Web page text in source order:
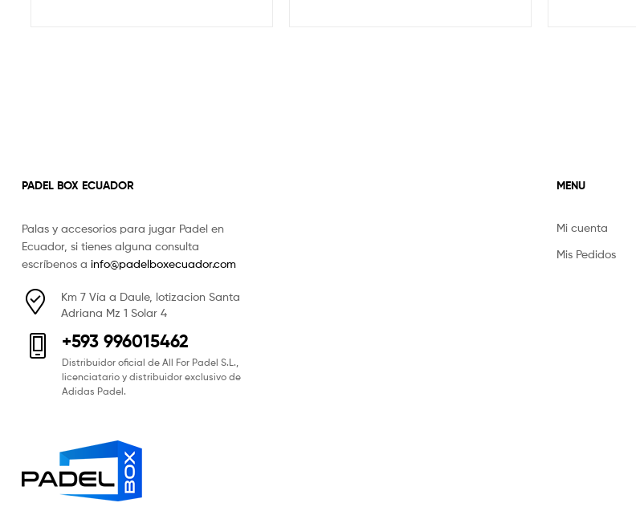
PADEL BOX ECUADOR
Palas y accesorios para jugar Padel en
Ecuador, si tienes alguna consulta
escríbenos a info@padelboxecuador.com
Km 7 Vía a Daule, lotizacion Santa
Adriana Mz 1 Solar 4
+593 996015462
Distribuidor oficial de All For Padel S.L.,
licenciatario y distribuidor exclusivo de
Adidas Padel.
MENU
Mi cuenta
Mis Pedidos